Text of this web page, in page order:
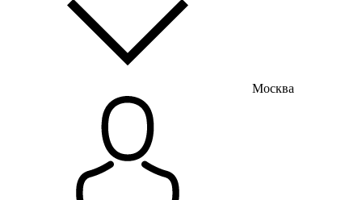
Москва